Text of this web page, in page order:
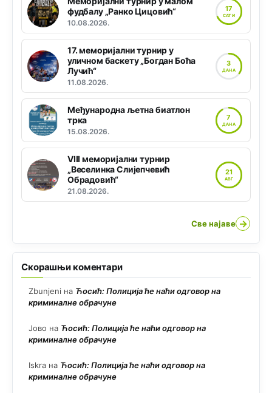
фудбалу „Ранко Цицовић“
10.08.2026.
17
САТИ
17. меморијални турнир у
уличном баскету „Богдан Боћа
Лучић“
11.08.2026.
3
ДАНА
Међународна љетна биатлон
трка
15.08.2026.
7
ДАНА
VIII меморијални турнир
„Веселинка Слијепчевић
Обрадовић“
21.08.2026.
21
АВГ
Све најаве →
Скорашњи коментари
Zbunjeni на Ћосић: Полиција ће наћи одговор на
криминалне обрачуне
Јово на Ћосић: Полиција ће наћи одговор на
криминалне обрачуне
Iskra на Ћосић: Полиција ће наћи одговор на
криминалне обрачуне